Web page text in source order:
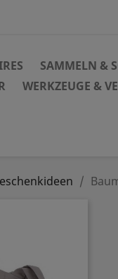
SAMMELN &
WERKZEUGE &